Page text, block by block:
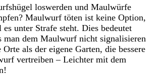
loswerden und Maulwürfe
Maulwurf töten ist keine Option,
unter Strafe steht. Dies bedeutet
man dem Maulwurf nicht signalisieren
Orte als der eigene Garten, die bessere
vertreiben – Leichter mit dem